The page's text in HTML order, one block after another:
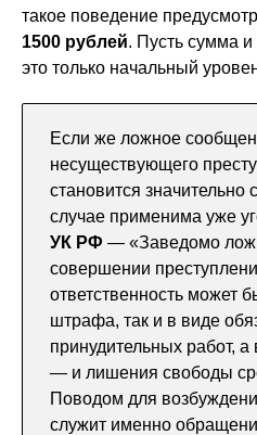
такое поведение
1500 рублей. Пусть сумма
это только начальный
Если же ложное
несуществующего
становится значительно
случае применима уже
УК РФ — «Заведомо
совершении
ответственность может
штрафа, так и в виде
принудительных работ, а
— и лишения свободы
Поводом для
служит именно